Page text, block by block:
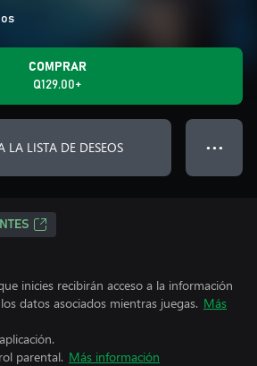
COMPRAR
Q129.00+
LA LISTA DE DESEOS ● ● ●
inicies recibirán acceso a la información
datos asociados mientras juegas. Más
parental. Más información